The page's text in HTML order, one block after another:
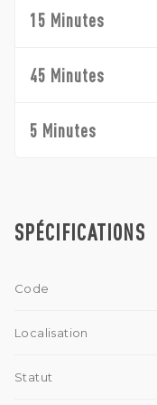
15 Minutes
45 Minutes
5 Minutes
SPÉCIFICATIONS
Code
Localisation
Statut